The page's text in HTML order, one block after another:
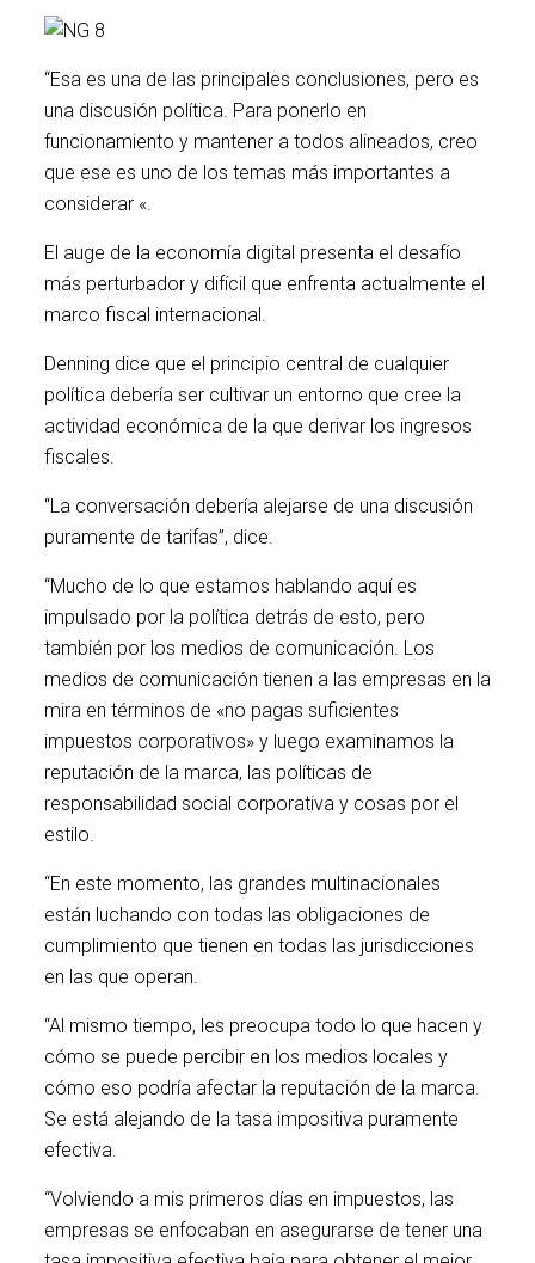
“Esa es una de las principales conclusiones, pero es
una discusión política. Para ponerlo en
funcionamiento y mantener a todos alineados, creo
que ese es uno de los temas más importantes a
considerar «.
El auge de la economía digital presenta el desafío
más perturbador y difícil que enfrenta actualmente el
marco fiscal internacional.
Denning dice que el principio central de cualquier
política debería ser cultivar un entorno que cree la
actividad económica de la que derivar los ingresos
fiscales.
“La conversación debería alejarse de una discusión
puramente de tarifas”, dice.
“Mucho de lo que estamos hablando aquí es
impulsado por la política detrás de esto, pero
también por los medios de comunicación. Los
medios de comunicación tienen a las empresas en la
mira en términos de «no pagas suficientes
impuestos corporativos» y luego examinamos la
reputación de la marca, las políticas de
responsabilidad social corporativa y cosas por el
estilo.
“En este momento, las grandes multinacionales
están luchando con todas las obligaciones de
cumplimiento que tienen en todas las jurisdicciones
en las que operan.
“Al mismo tiempo, les preocupa todo lo que hacen y
cómo se puede percibir en los medios locales y
cómo eso podría afectar la reputación de la marca.
Se está alejando de la tasa impositiva puramente
efectiva.
“Volviendo a mis primeros días en impuestos, las
empresas se enfocaban en asegurarse de tener una